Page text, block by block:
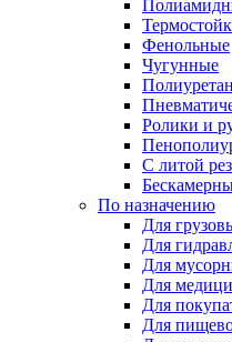
Фенольные
Чугунные
Ролики и
С литой
По назначению
Для
Для
Для
Для
Для
Для